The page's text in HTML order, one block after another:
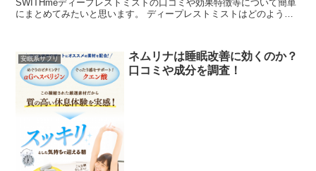
SWITHmeディープレストミストの口コミや効果特徴等について簡単
にまとめてみたいと思います。 ディープレストミストはどのような
安眠系サプリ
ネムリナは睡眠改善に効くのか？
口コミや成分を調査！